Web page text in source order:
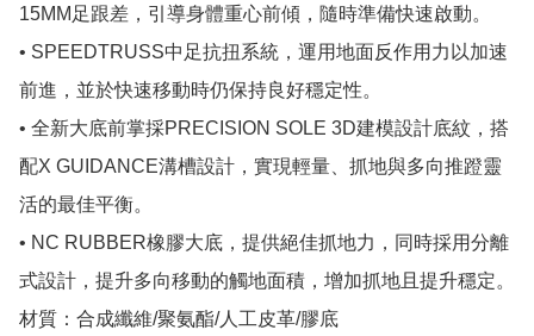
15MM足跟差，引導身體重心前傾，隨時準備快速啟動。
• SPEEDTRUSS中足抗扭系統，運用地面反作用力以加速
前進，並於快速移動時仍保持良好穩定性。
• 全新大底前掌採PRECISION SOLE 3D建模設計底紋，搭
配X GUIDANCE溝槽設計，實現輕量、抓地與多向推蹬靈
活的最佳平衡。
• NC RUBBER橡膠大底，提供絕佳抓地力，同時採用分離
式設計，提升多向移動的觸地面積，增加抓地且提升穩定。
材質：合成纖維/聚氨酯/人工皮革/膠底